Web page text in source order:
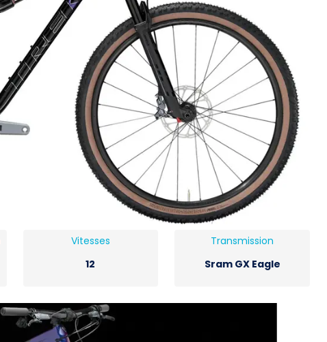
Vitesses
12
Transmission
Sram GX Eagle